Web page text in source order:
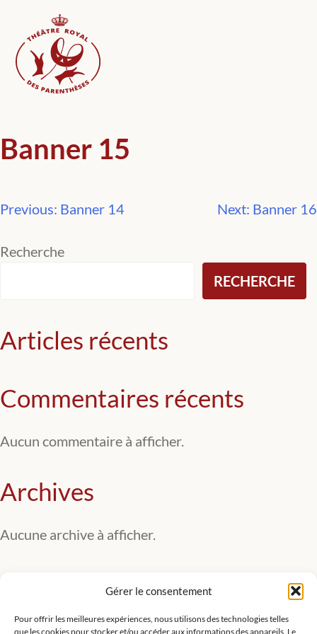
Gérer le consentement
Pour offrir les meilleures expériences, nous utilisons des technologies telles
que les cookies pour stocker et/ou accéder aux informations des appareils. Le
content
Banner 15
Navigation
de
Previous: Banner 14 Next: Banner 16
Recherche
RECHERCHE
Articles récents
Commentaires récents
Aucun commentaire à afficher.
Archives
Aucune archive à afficher.
Catégories
Aucune catégorie